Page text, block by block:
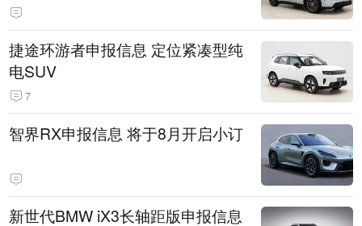
捷途环游者申报信息 定位紧凑型纯
电SUV
7
智界RX申报信息 将于8月开启小订
新世代BMW iX3长轴距版申报信息